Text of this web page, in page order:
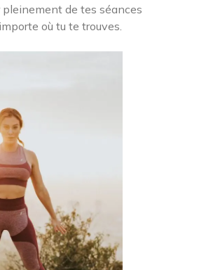
de tes séances
où tu te trouves.